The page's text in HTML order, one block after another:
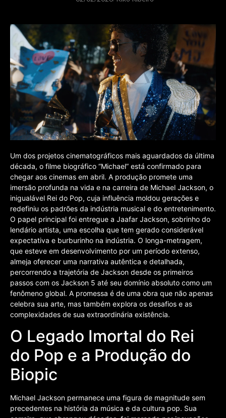
Um dos projetos cinematográficos mais aguardados da última
década, o filme biográfico “Michael” está confirmado para
chegar aos cinemas em abril. A produção promete uma
imersão profunda na vida e na carreira de Michael Jackson, o
inigualável Rei do Pop, cuja influência moldou gerações e
redefiniu os padrões da indústria musical e do entretenimento.
O papel principal foi entregue a Jaafar Jackson, sobrinho do
lendário artista, uma escolha que tem gerado considerável
expectativa e burburinho na indústria. O longa-metragem,
que esteve em desenvolvimento por um período extenso,
almeja oferecer uma narrativa autêntica e detalhada,
percorrendo a trajetória de Jackson desde os primeiros
passos com os Jackson 5 até seu domínio absoluto como um
fenômeno global. A promessa é de uma obra que não apenas
celebra sua arte, mas também explora os desafios e as
complexidades de sua extraordinária existência.
O Legado Imortal do Rei
do Pop e a Produção do
Biopic
Michael Jackson permanece uma figura de magnitude sem
precedentes na história da música e da cultura pop. Sua